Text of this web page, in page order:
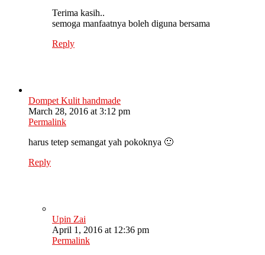
Terima kasih..
semoga manfaatnya boleh diguna bersama
Reply
Dompet Kulit handmade
March 28, 2016 at 3:12 pm
Permalink
harus tetep semangat yah pokoknya 🙂
Reply
Upin Zai
April 1, 2016 at 12:36 pm
Permalink